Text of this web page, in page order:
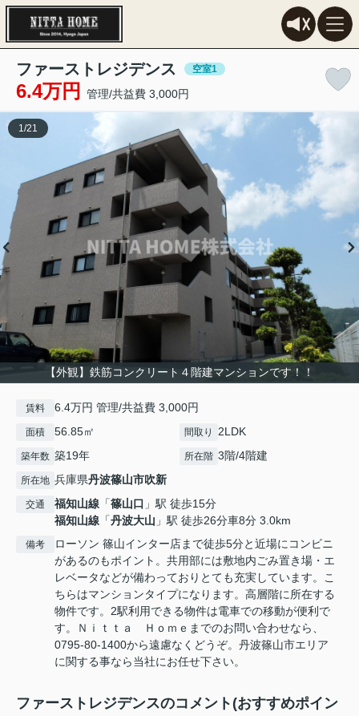
ファーストレジデンス 空室1
6.4万円 管理/共益費 3,000円
【外観】鉄筋コンクリート４階建マンションです！！
1/21
賃料 6.4万円 管理/共益費 3,000円
面積 56.85㎡ 間取り 2LDK
築年数 築19年 所在階 3階/4階建
所在地 兵庫県丹波篠山市吹新
交通 福知山線 「篠山口 」駅 徒歩15分
福知山線 「丹波大山 」駅 徒歩26分車8分 3.0km
備考
ローソン 篠山インター店まで徒歩5分と近場にコンビニ
があるのもポイント。共用部には敷地内ごみ置き場・エ
レベータなどが備わっておりとても充実しています。こ
ちらはマンションタイプになります。高層階に所在する
物件です。2駅利用できる物件は電車での移動が便利で
す。Ｎｉｔｔａ Ｈｏｍｅまでのお問い合わせなら、
0795-80-1400から遠慮なくどうぞ。丹波篠山市エリア
に関する事なら当社にお任せ下さい。
ファーストレジデンスのコメント(おすすめポイン